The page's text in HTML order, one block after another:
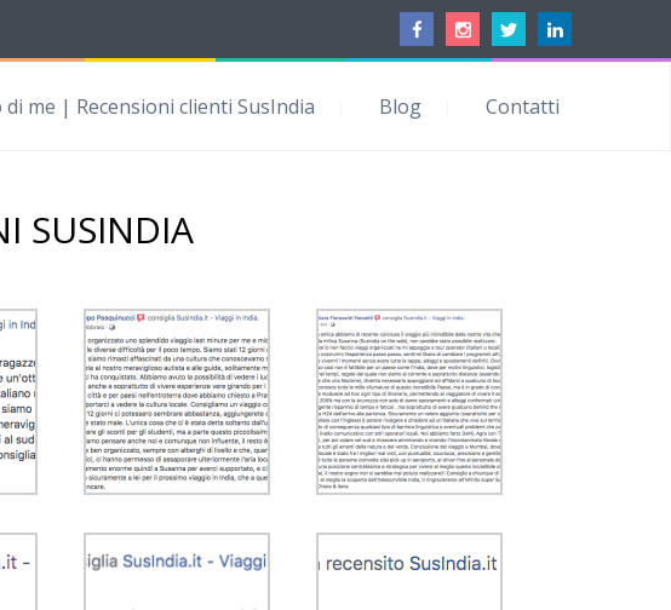
di me | Recensioni clienti SusIndia Blog Contatti
SUSINDIA